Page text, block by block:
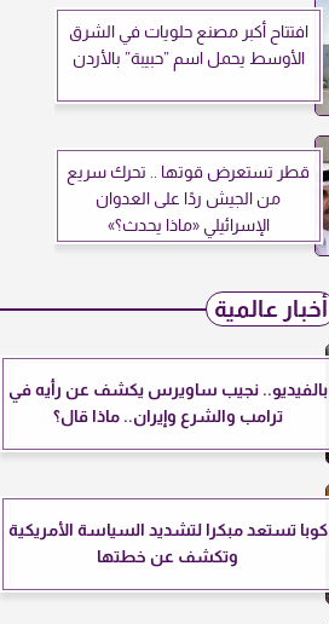
افتتاح أكبر مصنع حلويات في الشرق
الأوسط يحمل اسم ”حبيبة” بالأردن
قطر تستعرض قوتها .. تحرك سريع
من الجيش ردًا على العدوان
الإسرائيلي «ماذا يحدث؟»
أخبار عالمية
بالفيديو.. نجيب ساويرس يكشف عن رأيه في
ترامب والشرع وإيران.. ماذا قال؟
كوبا تستعد مبكرا لتشديد السياسة الأمريكية
وتكشف عن خطتها